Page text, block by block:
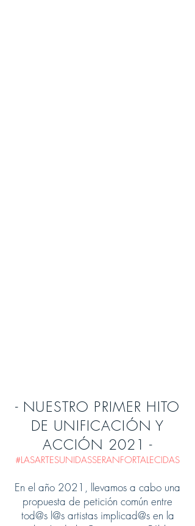
- NUESTRO PRIMER HITO
DE UNIFICACIÓN Y
ACCIÓN 2021 -
#LASARTESUNIDASSERANFORTALECIDAS
En el año 2021, llevamos a cabo una
propuesta de petición común entre
tod@s l@s artistas implicad@s en la